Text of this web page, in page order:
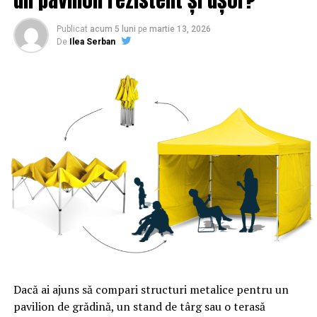
Decizia de ultimă oră a lui Trump! Președintele american
va mobiliza armata | Sibiul de AZI
NU RATATI
Publicat acum 5 luni pe martie 13, 2026
De
Ilea Serban
Dacă ai ajuns să compari structuri metalice pentru un
pavilion de grădină, un stand de târg sau o terasă